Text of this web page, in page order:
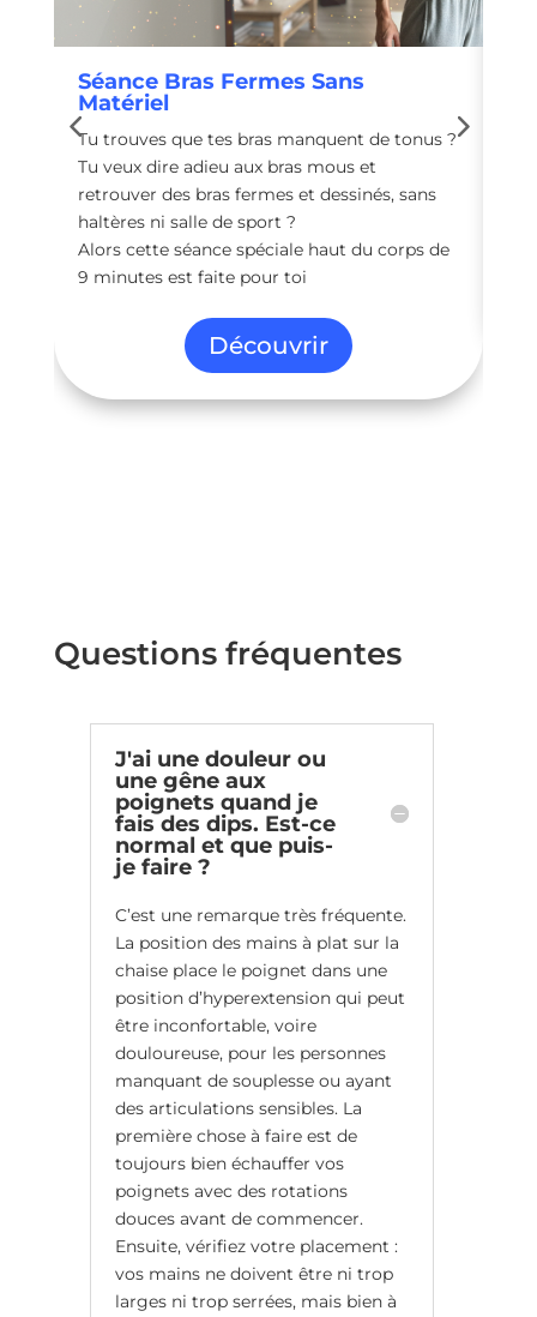
Séance Bras Fermes Sans
Matériel
Tu trouves que tes bras manquent de tonus ?
Tu veux dire adieu aux bras mous et
retrouver des bras fermes et dessinés, sans
haltères ni salle de sport ?
Alors cette séance spéciale haut du corps de
9 minutes est faite pour toi
Découvrir
Questions fréquentes
J'ai une douleur ou
une gêne aux
poignets quand je
fais des dips. Est-ce
normal et que puis-
je faire ?
C’est une remarque très fréquente.
La position des mains à plat sur la
chaise place le poignet dans une
position d’hyperextension qui peut
être inconfortable, voire
douloureuse, pour les personnes
manquant de souplesse ou ayant
des articulations sensibles. La
première chose à faire est de
toujours bien échauffer vos
poignets avec des rotations
douces avant de commencer.
Ensuite, vérifiez votre placement :
vos mains ne doivent être ni trop
larges ni trop serrées, mais bien à